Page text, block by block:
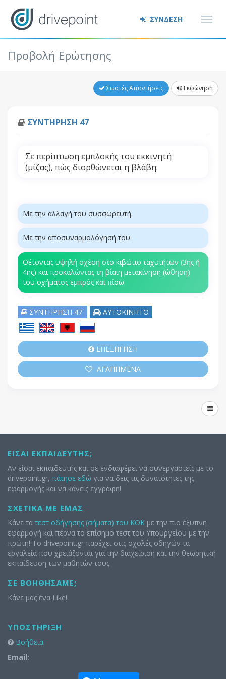
ΣΥΝΔΕΣΗ
Προβολή Ερώτησης
Σωστές Απαντήσεις Εκφώνηση
ΣΥΝΤΗΡΗΣΗ 47
Σε περίπτωση εμπλοκής του εκκινητή
(μίζας), πώς διορθώνεται η βλάβη:
Με την αλλαγή του συσσωρευτή.
Με την αποσυναρμολόγησή του.
Θέτοντας υψηλή σχέση στο κιβώτιο ταχυτήτων (3ης ή
4ης) και προκαλώντας τη βίαιη μετακίνηση (ώθηση)
του οχήματος εμπρός και πίσω.
ΣΥΝΤΗΡΗΣΗ 47 ΑΥΤΟΚΙΝΗΤΟ
ΕΠΕΞΗΓΗΣΗ
ΑΓΑΠΗΜΕΝΑ
ΕΊΣΑΙ ΕΚΠΑΙΔΕΥΤΉΣ;
Αν είσαι εκπαιδευτής και σε ενδιαφέρει να συνεργαστείς με το
drivepoint.gr, πάτησε εδώ για να δεις τις δυνατότητες της
εφαρμογής και να κάνεις εγγραφή!
ΣΧΕΤΙΚΆ ΜΕ ΕΜΆΣ
Κάνε τα τεστ οδήγησης (σήματα) του ΚΟΚ με την πιο έξυπνη
εφαρμογή και πέρνα το επίσημο τεστ του Υπουργείου με την
πρώτη! Το drivepoint.gr παρέχει στις σχολές οδηγών τα
εργαλεία που χρειάζονται για την διαχείριση και την θεωρητική
εκπαίδευση των μαθητών τους.
ΣΕ ΒΟΗΘΉΣΑΜΕ;
Κάνε μας ένα Like!
ΥΠΟΣΤΉΡΙΞΗ
Βοήθεια
Email: